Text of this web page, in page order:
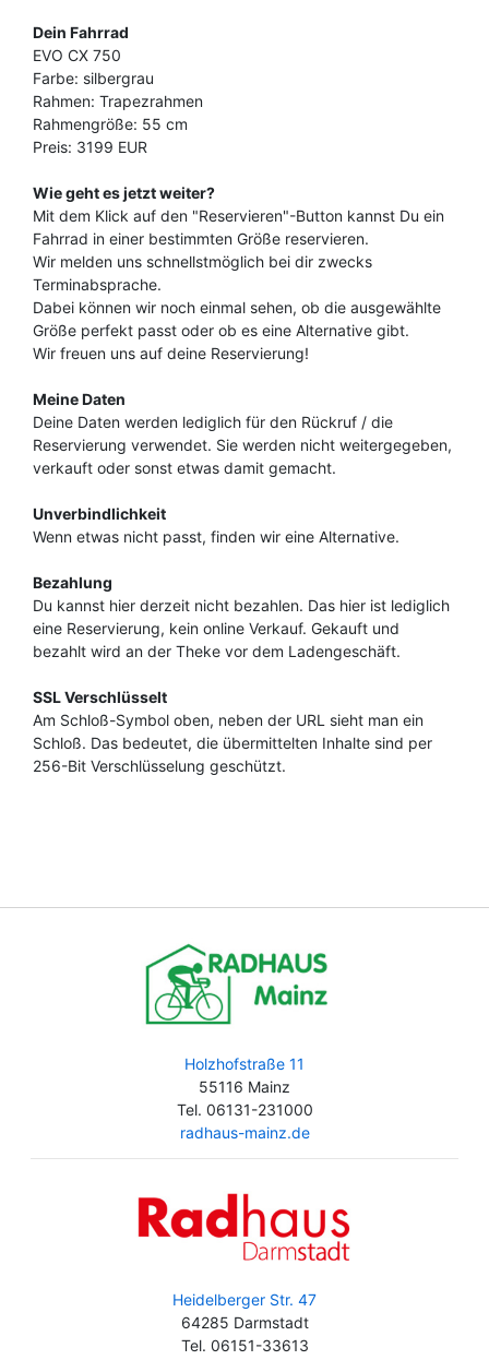
Dein Fahrrad
EVO CX 750
Farbe: silbergrau
Rahmen: Trapezrahmen
Rahmengröße: 55 cm
Preis: 3199 EUR
Wie geht es jetzt weiter?
Mit dem Klick auf den "Reservieren"-Button kannst Du ein
Fahrrad in einer bestimmten Größe reservieren.
Wir melden uns schnellstmöglich bei dir zwecks
Terminabsprache.
Dabei können wir noch einmal sehen, ob die ausgewählte
Größe perfekt passt oder ob es eine Alternative gibt.
Wir freuen uns auf deine Reservierung!
Meine Daten
Deine Daten werden lediglich für den Rückruf / die
Reservierung verwendet. Sie werden nicht weitergegeben,
verkauft oder sonst etwas damit gemacht.
Unverbindlichkeit
Wenn etwas nicht passt, finden wir eine Alternative.
Bezahlung
Du kannst hier derzeit nicht bezahlen. Das hier ist lediglich
eine Reservierung, kein online Verkauf. Gekauft und
bezahlt wird an der Theke vor dem Ladengeschäft.
SSL Verschlüsselt
Am Schloß-Symbol oben, neben der URL sieht man ein
Schloß. Das bedeutet, die übermittelten Inhalte sind per
256-Bit Verschlüsselung geschützt.
Holzhofstraße 11
55116 Mainz
Tel. 06131-231000
radhaus-mainz.de
Heidelberger Str. 47
64285 Darmstadt
Tel. 06151-33613